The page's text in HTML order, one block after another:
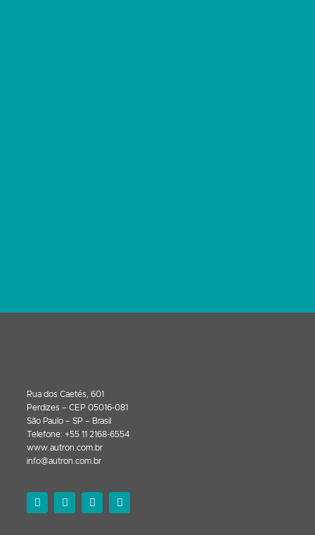
Rua dos Caetés, 601
Perdizes – CEP 05016-081
São Paulo – SP – Brasil
Telefone: +55 11 2168-6554
www.autron.com.br
info@autron.com.br